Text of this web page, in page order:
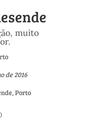
muito
de 2016
Porto